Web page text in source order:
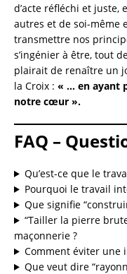
d’acte réfléchi et
autres et de soi-même
transmettre nos
s’ingénier à être, tout
plairait de renaître un
la Croix : « … en ayant
notre cœur ».
FAQ –
Qu’est-ce que le
Pourquoi le travail
Que signifie
“Tailler la pierre
maçonnerie ?
Comment éviter une
Que veut dire